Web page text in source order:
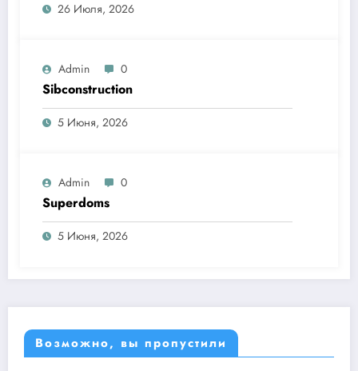
26 Июля, 2026
Admin 0
Sibconstruction
5 Июня, 2026
Admin 0
Superdoms
5 Июня, 2026
Возможно, вы пропустили